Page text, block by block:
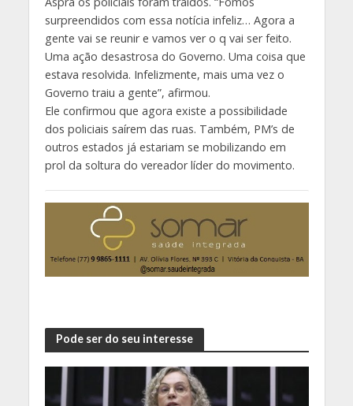
surpreendidos com essa notícia infeliz… Agora a
gente vai se reunir e vamos ver o q vai ser feito.
Uma ação desastrosa do Governo. Uma coisa que
estava resolvida. Infelizmente, mais uma vez o
Governo traiu a gente”, afirmou.
Ele confirmou que agora existe a possibilidade
dos policiais saírem das ruas. Também, PM’s de
outros estados já estariam se mobilizando em
prol da soltura do vereador líder do movimento.
Pode ser do seu interesse